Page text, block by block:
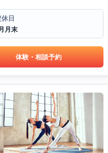
休日
月末
体験・相談予約